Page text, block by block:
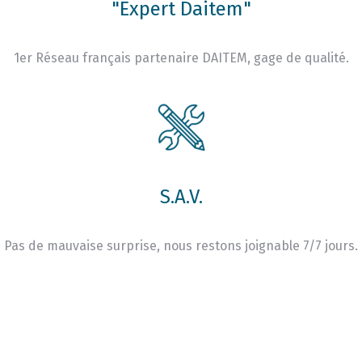
"Expert Daitem"
1er Réseau français partenaire DAITEM, gage de qualité.
S.A.V.
Pas de mauvaise surprise, nous restons joignable 7/7 jours.